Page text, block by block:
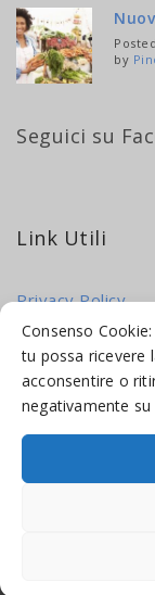
Consenso
tu possa ricevere
acconsentire o
negativamente su
by
Seguici su
Link Utili
Privacy Policy
Cookie Policy